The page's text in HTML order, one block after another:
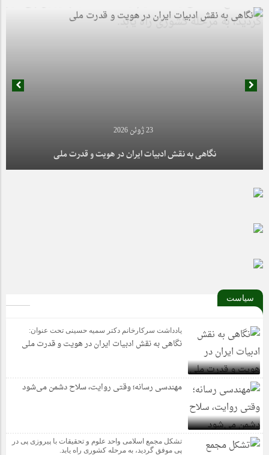
23 ژوئن 2026
تشکل مجمع اسلامی واحد علوم و تحقیقات با پیروزی پی در پی موفق
سیاست
یادداشت سرکارخانم دکتر سمیه حسینی تحت عنوان:
نگاهی به نقش ادبیات ایران در هویت و قدرت ملی
مهندسی رسانه؛ وقتی روایت، سلاح دشمن می‌شود
تشکل مجمع اسلامی واحد علوم و تحقیقات با پیروزی پی در
پی موفق گردید، به مرحله کشوری راه یابد.